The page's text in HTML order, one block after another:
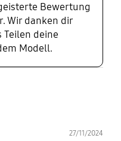
Bewertung
Wir danken dir
deine
Modell.
27/11/2024